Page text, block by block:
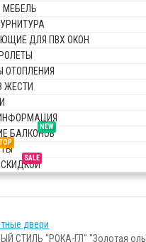
МЕБЕЛЬ
ДЛЯ ПВХ ОКОН
ОТОПЛЕНИЯ
ЖЕСТИ
NEW
БАЛКОНОВ
TOP
SALE
двери
СТИЛЬ "РОКА-ГЛ" "Золотая